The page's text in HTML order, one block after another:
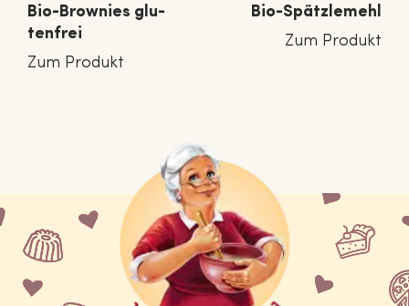
Bio-Brownies glu­
ten­frei
Zum Produkt
Bio-Spätz­le­mehl
Zum Produkt